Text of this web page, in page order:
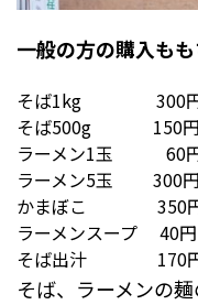
一般の方の購入も
そば1kg 300
そば500g 150円
ラーメン1玉 60
ラーメン5玉 300円
かまぼこ 350
ラーメンスープ 40円
そば出汁 170
そば、ラーメンの